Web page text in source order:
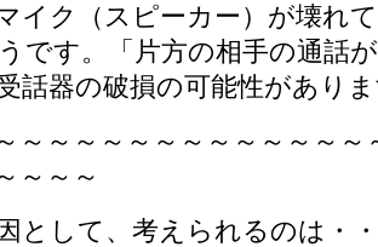
イク（スピーカー）が壊れ
です。「片方の相手の通話
話器の破損の可能性があり
～～～～～～～～～～～～～
～～～
として、考えられるのは・